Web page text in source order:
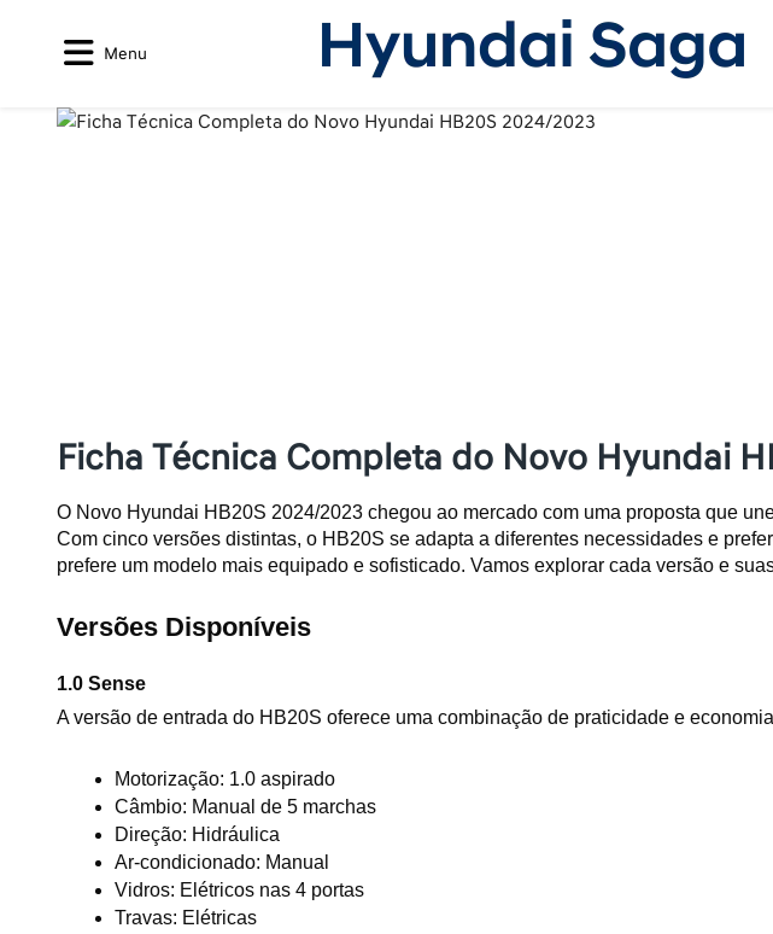
Menu
Ficha Técnica Completa do Novo Hyundai
O Novo Hyundai HB20S 2024/2023 chegou ao mercado com uma proposta que
Com cinco versões distintas, o HB20S se adapta a diferentes necessidades e
prefere um modelo mais equipado e sofisticado. Vamos explorar cada versão e
Versões Disponíveis
1.0 Sense
A versão de entrada do HB20S oferece uma combinação de praticidade e
Motorização: 1.0 aspirado
Câmbio: Manual de 5 marchas
Direção: Hidráulica
Ar-condicionado: Manual
Vidros: Elétricos nas 4 portas
Travas: Elétricas